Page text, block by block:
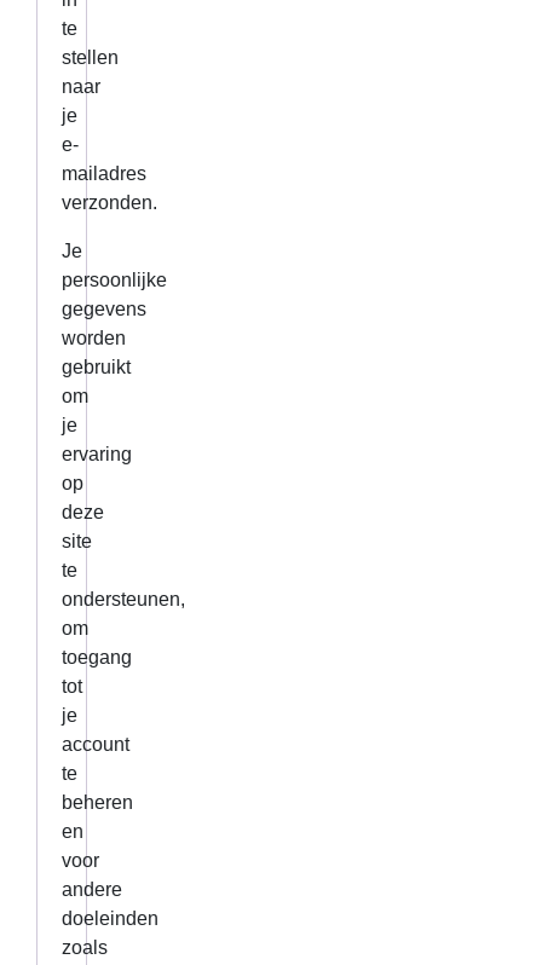
te
stellen
naar
je
e-
mailadres
verzonden.
Je
persoonlijke
gegevens
worden
gebruikt
om
je
ervaring
op
deze
site
te
ondersteunen,
om
toegang
tot
je
account
te
beheren
en
voor
andere
doeleinden
zoals